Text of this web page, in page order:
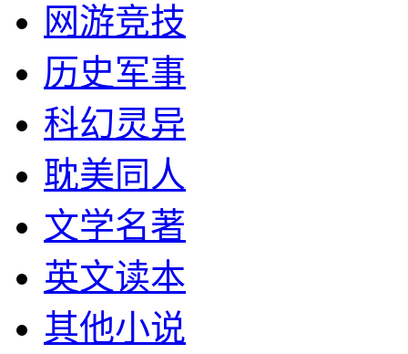
网游竞技
历史军事
科幻灵异
耽美同人
文学名著
英文读本
其他小说